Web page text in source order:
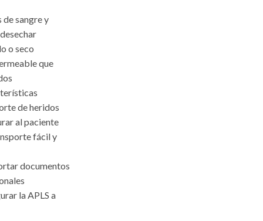
de sangre y
o seco
que
de heridos
al paciente
fácil y
documentos
la APLS a